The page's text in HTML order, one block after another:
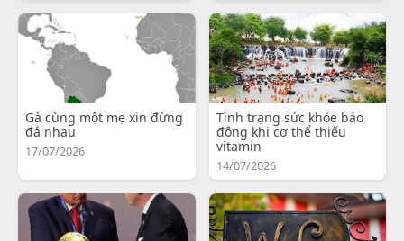
Gà cùng một mẹ xin đừng
đá nhau
17/07/2026
Tình trạng sức khỏe báo
động khi cơ thể thiếu
vitamin
14/07/2026